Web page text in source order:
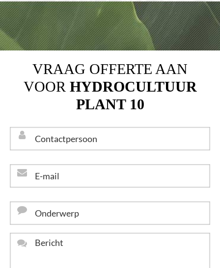
VRAAG OFFERTE AAN
VOOR HYDROCULTUUR
PLANT 10
Contactpersoon *
E-
mail
Onderwerp
Bericht